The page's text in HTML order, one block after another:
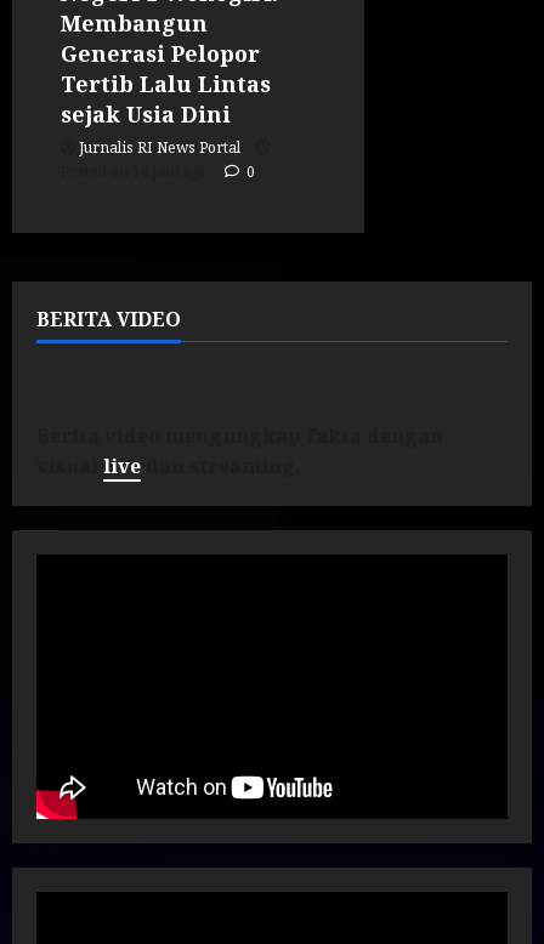
Membangun
Generasi Pelopor
Tertib Lalu Lintas
sejak Usia Dini
Jurnalis RI News Portal
0
BERITA VIDEO
live